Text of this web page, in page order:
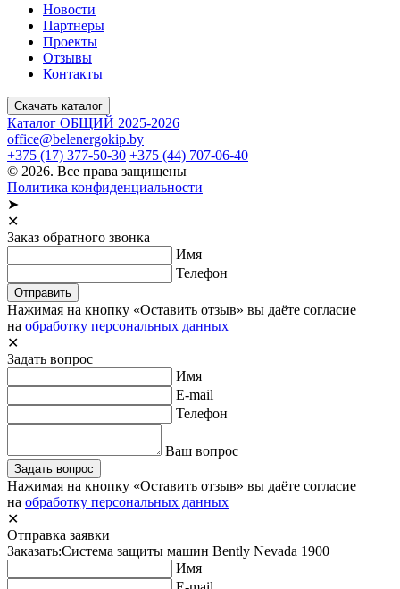
Новости
Партнеры
Проекты
Отзывы
Контакты
Скачать каталог
Каталог ОБЩИЙ 2025-2026
office@belenergokip.by
+375 (17) 377-50-30 +375 (44) 707-06-40
© 2026. Все права защищены
Политика конфиденциальности
➤
✕
Заказ обратного звонка
Имя
Телефон
Отправить
Нажимая на кнопку «Оставить отзыв» вы даёте согласие
на обработку персональных данных
✕
Задать вопрос
Имя
E-mail
Телефон
Ваш вопрос
Задать вопрос
Нажимая на кнопку «Оставить отзыв» вы даёте согласие
на обработку персональных данных
✕
Отправка заявки
Заказать:Система защиты машин Bently Nevada 1900
Имя